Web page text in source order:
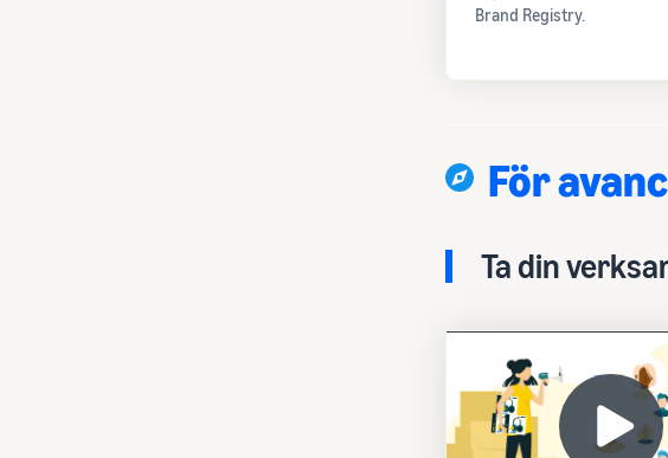
Brand Registry.
För
Ta din